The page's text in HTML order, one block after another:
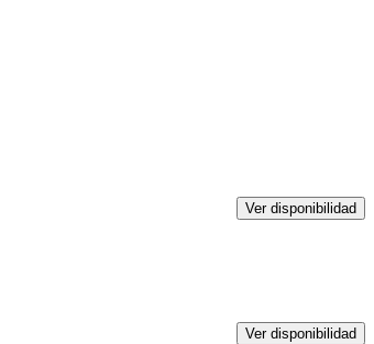
Ver disponibilidad
Ver disponibilidad